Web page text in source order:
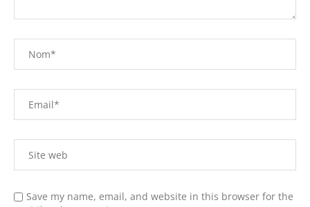
Save my name, email, and website in this browser for the